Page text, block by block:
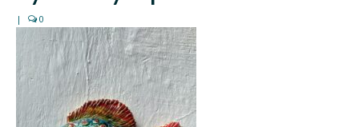
| 0